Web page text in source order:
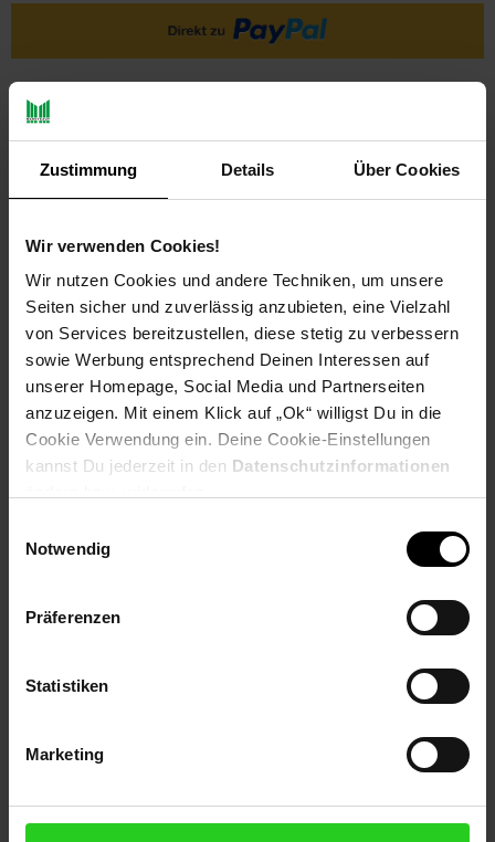
Zustimmung Details Über Cookies
Wir verwenden Cookies!
Wir nutzen Cookies und andere Techniken, um unsere
Seiten sicher und zuverlässig anzubieten, eine Vielzahl
von Services bereitzustellen, diese stetig zu verbessern
sowie Werbung entsprechend Deinen Interessen auf
unserer Homepage, Social Media und Partnerseiten
anzuzeigen. Mit einem Klick auf „Ok“ willigst Du in die
Cookie Verwendung ein. Deine Cookie-Einstellungen
kannst Du jederzeit in den Datenschutzinformationen
Notwendig
Präferenzen
Statistiken
Marketing
Ja, ich möchte ein Altgerät abgeben.
PAYBACK
Payback Punkte Basis°Punkte:
30
Extra°Punkte:
0
Produktbeschreibung
Eleganter elektrischer Milchaufschäumer für luftig-leichten
bereiten Sie im Handumdrehem Cappuccino, Latte macchiato,
Espresso macchiato und leckere Kakao-Getränke zu.
EAN: 3016661155475
Versandinformationen